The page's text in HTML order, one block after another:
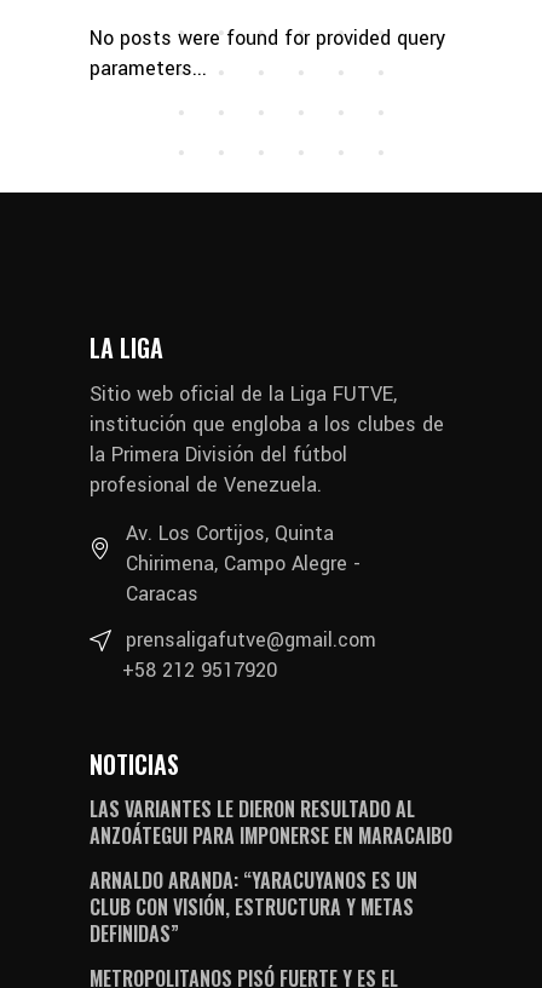
No posts were found for provided query
parameters...
LA LIGA
Sitio web oficial de la Liga FUTVE,
institución que engloba a los clubes de
la Primera División del fútbol
profesional de Venezuela.
Av. Los Cortijos, Quinta
Chirimena, Campo Alegre -
Caracas
prensaligafutve@gmail.com
+58 212 9517920
NOTICIAS
LAS VARIANTES LE DIERON RESULTADO AL
ANZOÁTEGUI PARA IMPONERSE EN MARACAIBO
ARNALDO ARANDA: “YARACUYANOS ES UN
CLUB CON VISIÓN, ESTRUCTURA Y METAS
DEFINIDAS”
METROPOLITANOS PISÓ FUERTE Y ES EL